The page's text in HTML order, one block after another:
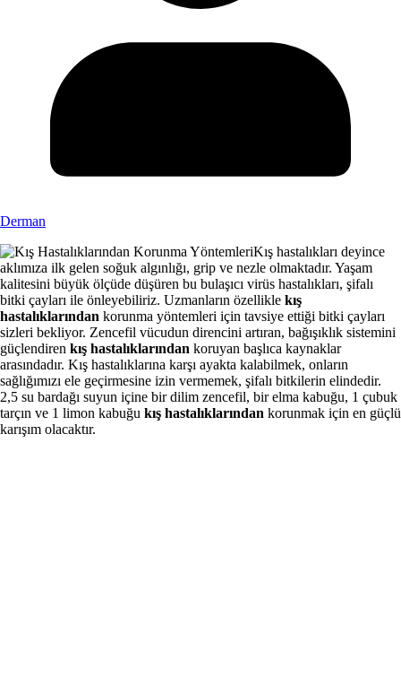
Derman
Kış hastalıkları deyince
aklımıza ilk gelen soğuk algınlığı, grip ve nezle olmaktadır. Yaşam
kalitesini büyük ölçüde düşüren bu bulaşıcı virüs hastalıkları, şifalı
bitki çayları ile önleyebiliriz. Uzmanların özellikle kış
hastalıklarından korunma yöntemleri için tavsiye ettiği bitki çayları
sizleri bekliyor. Zencefil vücudun direncini artıran, bağışıklık sistemini
güçlendiren kış hastalıklarından koruyan başlıca kaynaklar
arasındadır. Kış hastalıklarına karşı ayakta kalabilmek, onların
sağlığımızı ele geçirmesine izin vermemek, şifalı bitkilerin elindedir.
2,5 su bardağı suyun içine bir dilim zencefil, bir elma kabuğu, 1 çubuk
tarçın ve 1 limon kabuğu kış hastalıklarından korunmak için en güçlü
karışım olacaktır.